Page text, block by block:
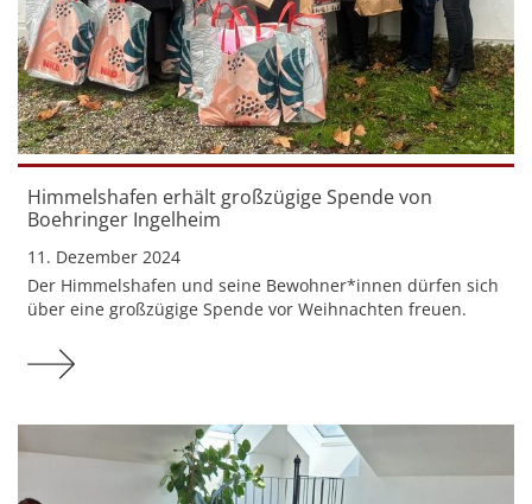
Himmelshafen erhält großzügige Spende von
Boehringer Ingelheim
11. Dezember 2024
Der Himmelshafen und seine Bewohner*innen dürfen sich
über eine großzügige Spende vor Weihnachten freuen.